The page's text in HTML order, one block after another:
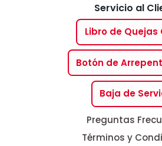
Servicio al
Libro de Quejas
Botón de
Baja de
Preguntas
Términos y